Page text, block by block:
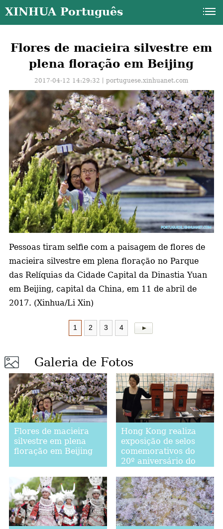
XINHUA Português
Flores de macieira silvestre em
plena floração em Beijing
2017-04-12 14:29:32丨portuguese.xinhuanet.com
Pessoas tiram selfie com a paisagem de flores de
macieira silvestre em plena floração no Parque
das Relíquias da Cidade Capital da Dinastia Yuan
em Beijing, capital da China, em 11 de abril de
2017. (Xinhua/Li Xin)
1 2 3 4
Galeria de Fotos
Flores de macieira
silvestre em plena
floração em Beijing
Hong Kong realiza
exposição de selos
comemorativos do
20º aniversário do
RAEHK